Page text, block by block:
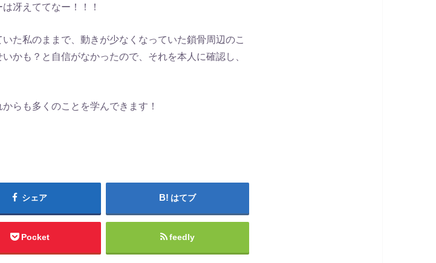
冴えててなー！！！
た私のままで、動きが少なくなっていた鎖骨周辺のこ
かも？と自信がなかったので、それを本人に確認し、
らも多くのことを学んできます！
シェア はてブ
Pocket feedly